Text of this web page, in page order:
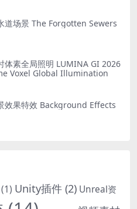
道场景 The Forgotten Sewers
体素全局照明 LUMINA GI 2026
Voxel Global Illumination
效果特效 Background Effects
(1) Unity插件 (2) Unreal资